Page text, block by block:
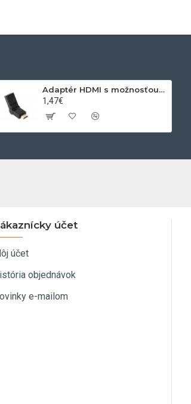
Adaptér HDMI s možnosťou otáčania
1,47€
účet
účet
objednávok
e-mailom